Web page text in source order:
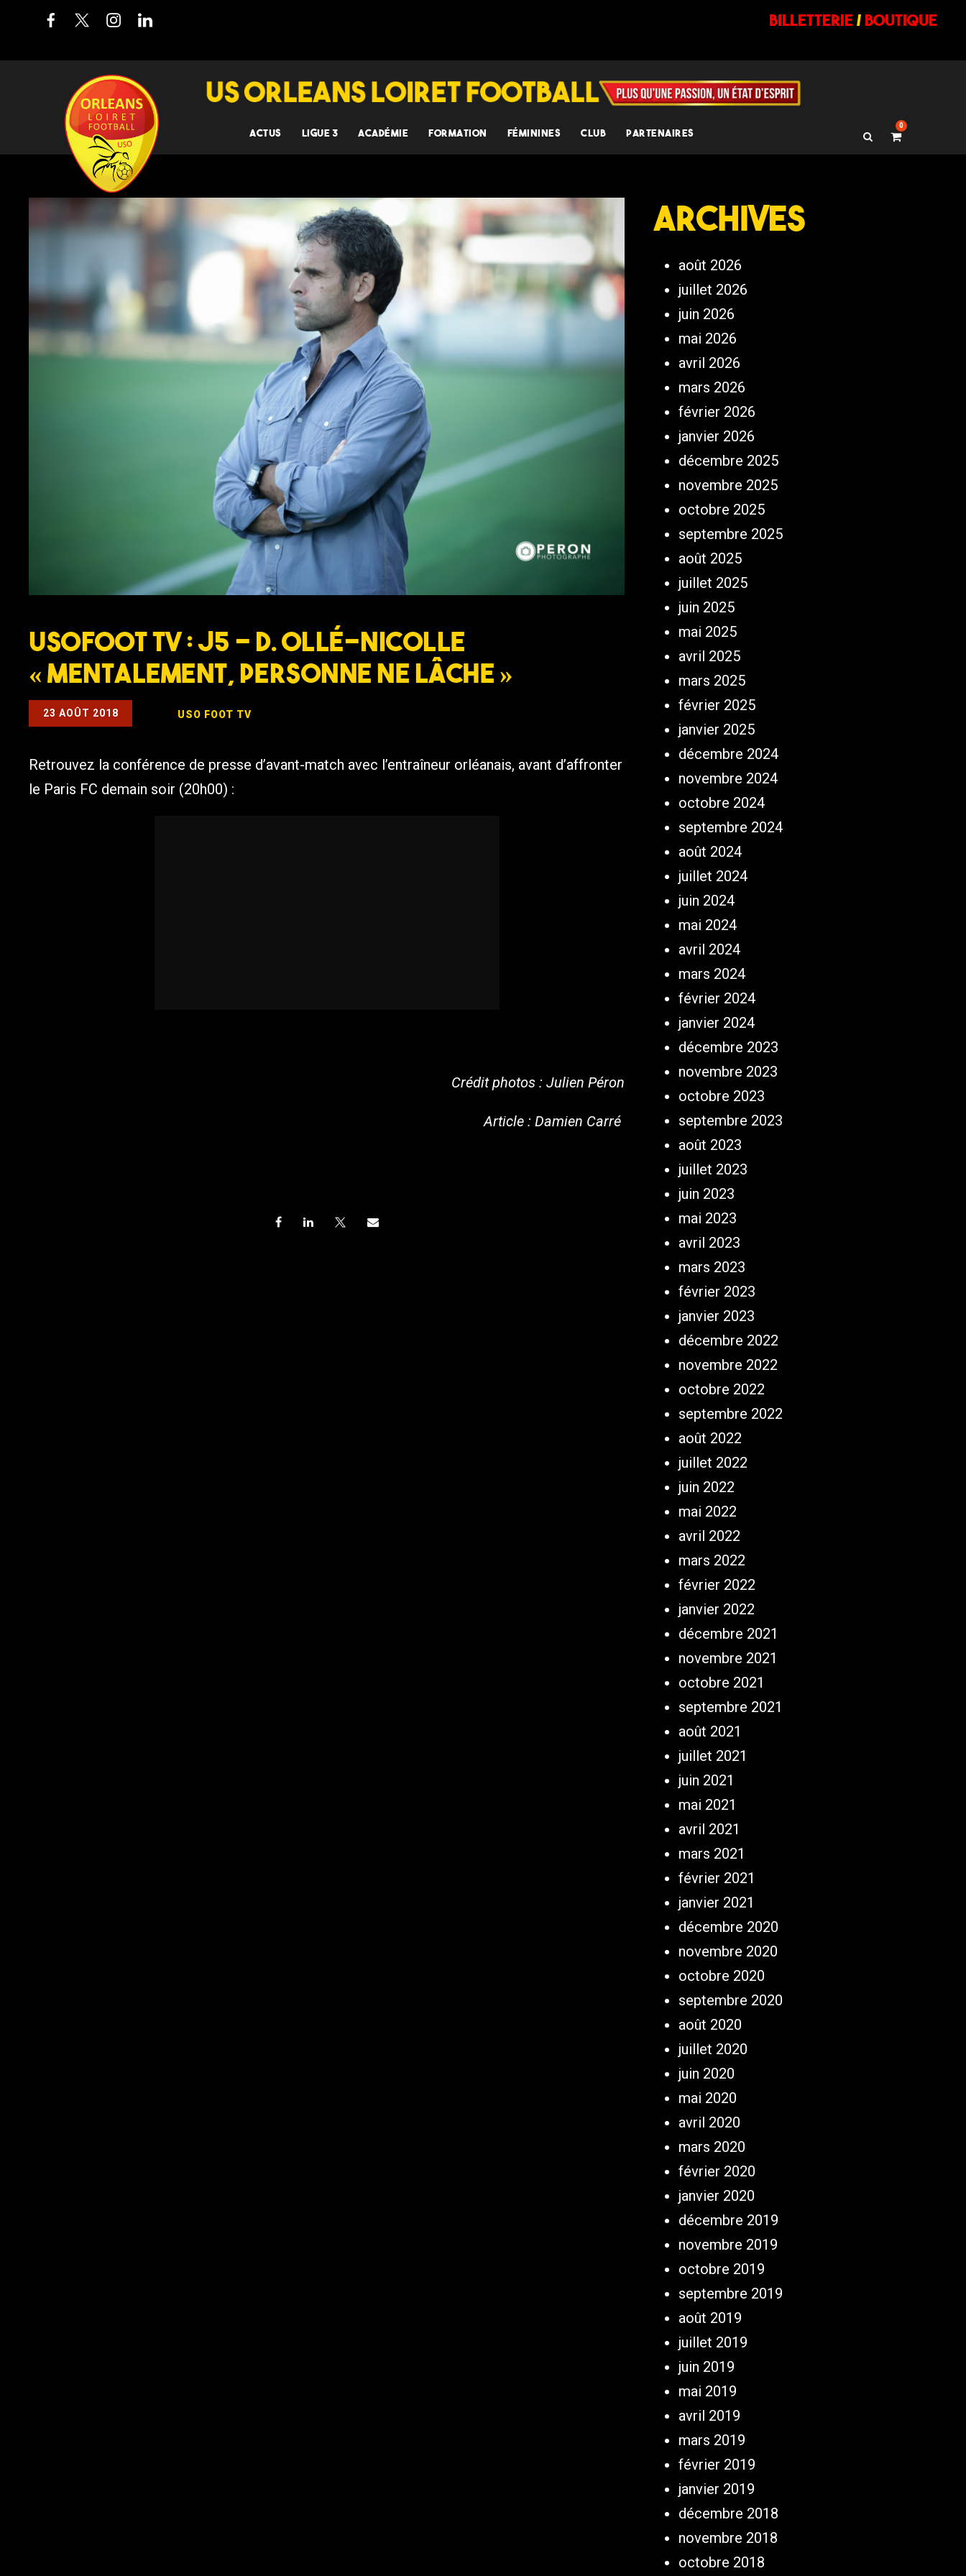
billetterie/ BOUTIQUE
ACTUS LIGUE 3 ACADÉMIE FORMATION FÉMININES CLUB PARTENAIRES
0
USOFOOT TV : J5 – D. Ollé-Nicolle
« Mentalement, personne ne lâche »
23 AOÛT 2018 USO FOOT TV
Retrouvez la conférence de presse d’avant-match avec l’entraîneur orléanais, avant d’affronter
le Paris FC demain soir (20h00) :
Crédit photos : Julien Péron
Article : Damien Carré
Archives
août 2026
juillet 2026
juin 2026
mai 2026
avril 2026
mars 2026
février 2026
janvier 2026
décembre 2025
novembre 2025
octobre 2025
septembre 2025
août 2025
juillet 2025
juin 2025
mai 2025
avril 2025
mars 2025
février 2025
janvier 2025
décembre 2024
novembre 2024
octobre 2024
septembre 2024
août 2024
juillet 2024
juin 2024
mai 2024
avril 2024
mars 2024
février 2024
janvier 2024
décembre 2023
novembre 2023
octobre 2023
septembre 2023
août 2023
juillet 2023
juin 2023
mai 2023
avril 2023
mars 2023
février 2023
janvier 2023
décembre 2022
novembre 2022
octobre 2022
septembre 2022
août 2022
juillet 2022
juin 2022
mai 2022
avril 2022
mars 2022
février 2022
janvier 2022
décembre 2021
novembre 2021
octobre 2021
septembre 2021
août 2021
juillet 2021
juin 2021
mai 2021
avril 2021
mars 2021
février 2021
janvier 2021
décembre 2020
novembre 2020
octobre 2020
septembre 2020
août 2020
juillet 2020
juin 2020
mai 2020
avril 2020
mars 2020
février 2020
janvier 2020
décembre 2019
novembre 2019
octobre 2019
septembre 2019
août 2019
juillet 2019
juin 2019
mai 2019
avril 2019
mars 2019
février 2019
janvier 2019
décembre 2018
novembre 2018
octobre 2018